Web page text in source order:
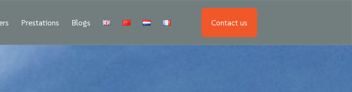
Prestations Blogs Contact us